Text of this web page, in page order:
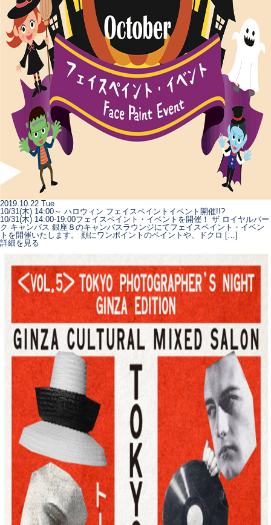
2019.10.22 Tue
10/31(木) 14:00～ ハロウィン フェイスペイントイベント開催!!?
10/31(木) 14:00-19:00フェイスペイント・イベントを開催！ ザ ロイヤルパー
ク キャンバス 銀座８のキャンバスラウンジにてフェイスペイント・イベン
トを開催いたします。 顔にワンポイントのペイントや、ドクロ […]
詳細を見る